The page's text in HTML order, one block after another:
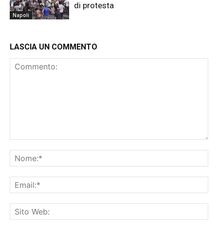
Napoli
di protesta
LASCIA UN COMMENTO